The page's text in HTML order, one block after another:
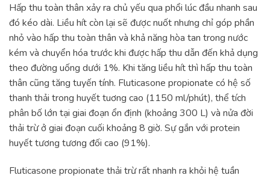
Hấp thu toàn thân xảy ra chủ yếu qua phổi lúc đầu nhanh sau
đó kéo dài. Liều hít còn lại sẽ được nuốt nhưng chỉ góp phần
nhỏ vào hấp thu toàn thân và khả năng hòa tan trong nước
kém và chuyển hóa trước khi được hấp thu dẫn đến khả dụng
theo đường uống dưới 1%. Khi tăng liều hít thì hấp thu toàn
thân cũng tăng tuyến tính. Fluticasone propionate có hệ số
thanh thải trong huyết tuơng cao (1150 ml/phút), thể tích
phân bố lớn tại giai đoạn ổn định (khoảng 300 L) và nửa đời
thải trừ ở giai đoạn cuối khoảng 8 giờ. Sự gắn với protein
huyết tương tương đối cao (91%).
Fluticasone propionate thải trừ rất nhanh ra khỏi hệ tuần